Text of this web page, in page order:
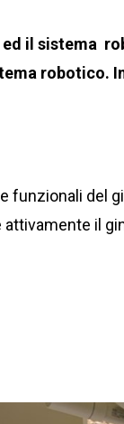
il sistema
robotico.
funzionali del
attivamente il